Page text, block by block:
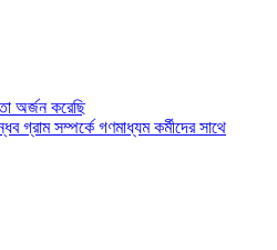
অর্জন করেছি
গ্রাম সম্পর্কে গণমাধ্যম কর্মীদের সাথে